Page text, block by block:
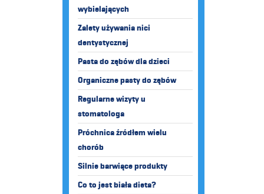
wybielających
Zalety używania nici
dentystycznej
Pasta do zębów dla dzieci
Organiczne pasty do zębów
Regularne wizyty u
stomatologa
Próchnica źródłem wielu
chorób
Silnie barwiące produkty
Co to jest biała dieta?